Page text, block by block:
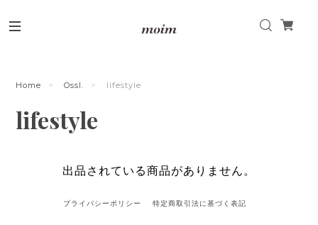
Home Ossl. lifestyle
lifestyle
出品されている商品がありません。
プライバシーポリシー 特定商取引法に基づく表記